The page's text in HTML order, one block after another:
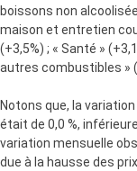
boissons non
maison et entretien
(+3,5%) ; « Santé »
autres combustibles »
Notons que, la
était de 0,0 %,
variation mensuelle
due à la hausse des